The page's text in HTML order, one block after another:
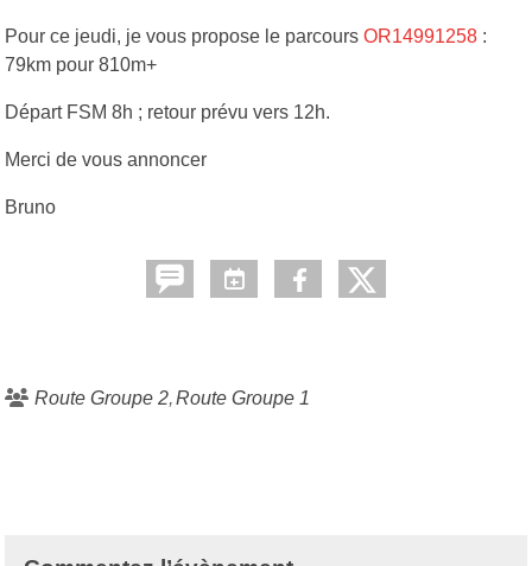
Pour ce jeudi, je vous propose le parcours OR14991258 :
79km pour 810m+
Départ FSM 8h ; retour prévu vers 12h.
Merci de vous annoncer
Bruno
Route Groupe 2 Route Groupe 1